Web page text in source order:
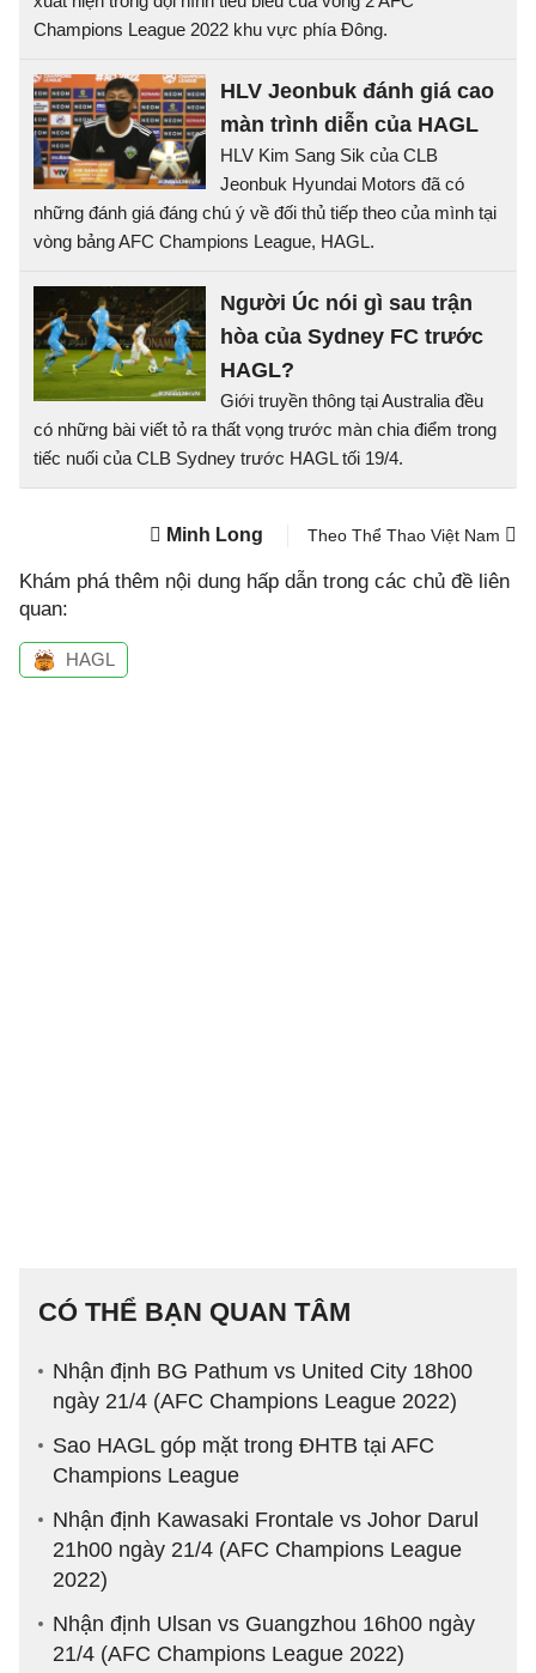
Champions League 2022 khu vực phía Đông.
HLV Jeonbuk đánh giá cao
màn trình diễn của HAGL
HLV Kim Sang Sik của CLB
Jeonbuk Hyundai Motors đã có
những đánh giá đáng chú ý về đối thủ tiếp theo của mình tại
vòng bảng AFC Champions League, HAGL.
Người Úc nói gì sau trận
hòa của Sydney FC trước
HAGL?
Giới truyền thông tại Australia đều
có những bài viết tỏ ra thất vọng trước màn chia điểm trong
tiếc nuối của CLB Sydney trước HAGL tối 19/4.
Minh Long Theo Thể Thao Việt Nam
Khám phá thêm nội dung hấp dẫn trong các chủ đề liên
quan:
HAGL
CÓ THỂ BẠN QUAN TÂM
Nhận định BG Pathum vs United City 18h00
ngày 21/4 (AFC Champions League 2022)
Sao HAGL góp mặt trong ĐHTB tại AFC
Champions League
Nhận định Kawasaki Frontale vs Johor Darul
21h00 ngày 21/4 (AFC Champions League
2022)
Nhận định Ulsan vs Guangzhou 16h00 ngày
21/4 (AFC Champions League 2022)